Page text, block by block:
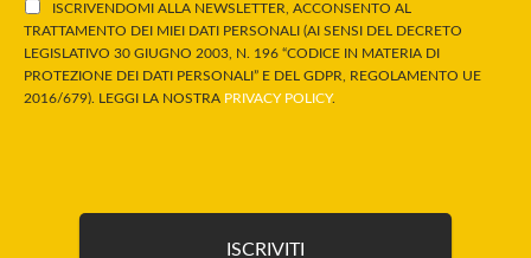
ISCRIVENDOMI ALLA NEWSLETTER, ACCONSENTO AL
TRATTAMENTO DEI MIEI DATI PERSONALI (AI SENSI DEL DECRETO
LEGISLATIVO 30 GIUGNO 2003, N. 196 “CODICE IN MATERIA DI
PROTEZIONE DEI DATI PERSONALI” E DEL GDPR, REGOLAMENTO UE
2016/679). LEGGI LA NOSTRA PRIVACY POLICY.